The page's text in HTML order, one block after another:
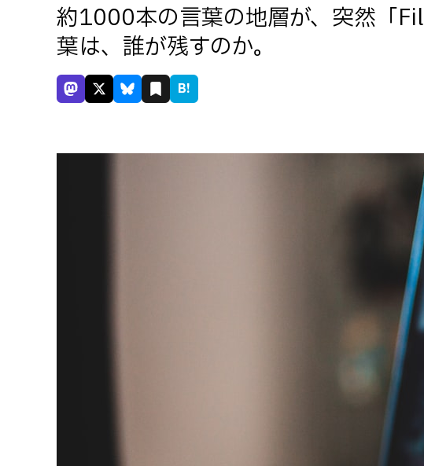
約1000本の言葉の地層が、突然「
葉は、誰が残すのか。
B!